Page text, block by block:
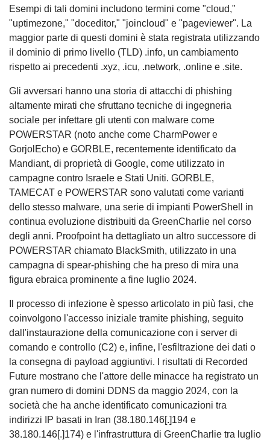
Esempi di tali domini includono termini come "cloud,"
"uptimezone," "doceditor," "joincloud" e "pageviewer". La
maggior parte di questi domini è stata registrata utilizzando
il dominio di primo livello (TLD) .info, un cambiamento
rispetto ai precedenti .xyz, .icu, .network, .online e .site.
Gli avversari hanno una storia di attacchi di phishing
altamente mirati che sfruttano tecniche di ingegneria
sociale per infettare gli utenti con malware come
POWERSTAR (noto anche come CharmPower e
GorjolEcho) e GORBLE, recentemente identificato da
Mandiant, di proprietà di Google, come utilizzato in
campagne contro Israele e Stati Uniti. GORBLE,
TAMECAT e POWERSTAR sono valutati come varianti
dello stesso malware, una serie di impianti PowerShell in
continua evoluzione distribuiti da GreenCharlie nel corso
degli anni. Proofpoint ha dettagliato un altro successore di
POWERSTAR chiamato BlackSmith, utilizzato in una
campagna di spear-phishing che ha preso di mira una
figura ebraica prominente a fine luglio 2024.
Il processo di infezione è spesso articolato in più fasi, che
coinvolgono l'accesso iniziale tramite phishing, seguito
dall'instaurazione della comunicazione con i server di
comando e controllo (C2) e, infine, l'esfiltrazione dei dati o
la consegna di payload aggiuntivi. I risultati di Recorded
Future mostrano che l'attore delle minacce ha registrato un
gran numero di domini DDNS da maggio 2024, con la
società che ha anche identificato comunicazioni tra
indirizzi IP basati in Iran (38.180.146[.]194 e
38.180.146[.]174) e l'infrastruttura di GreenCharlie tra luglio